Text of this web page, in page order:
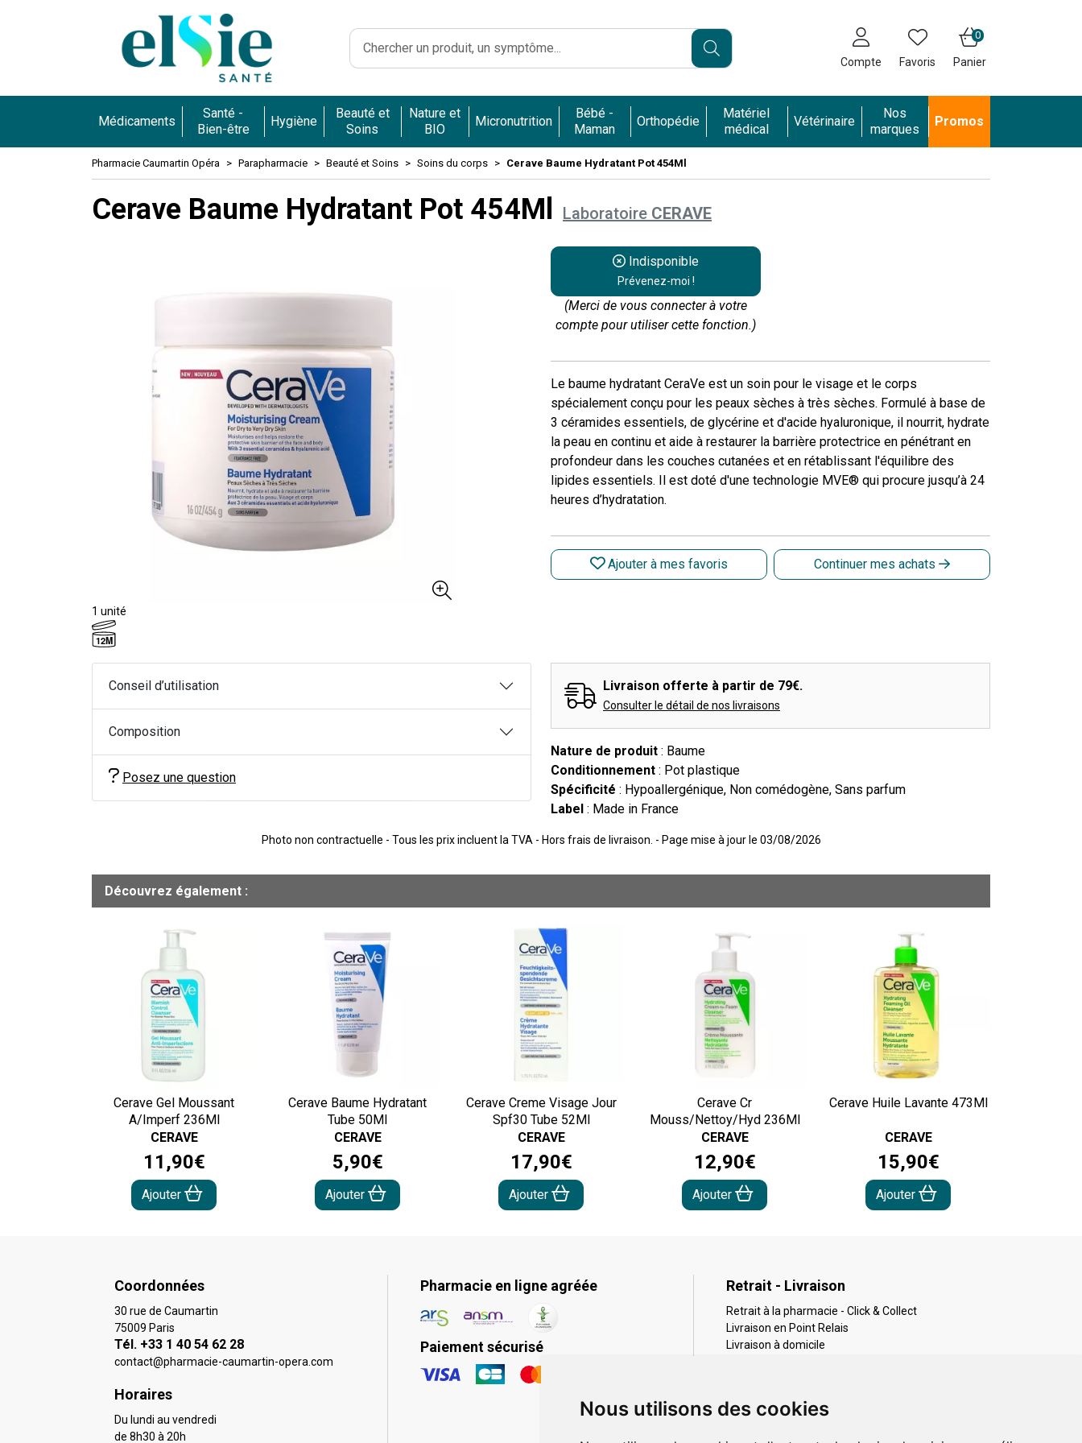
Nous utilisons des cookies
Compte Favoris Panier
0
Médicaments
Santé -
Bien-être
Hygiène
Beauté et
Soins
Nature et
BIO
Micronutrition
Bébé -
Maman
Orthopédie
Matériel
médical
Vétérinaire
Nos
marques
Promos
Pharmacie Caumartin Opéra Parapharmacie Beauté et Soins Soins du corps Cerave Baume Hydratant Pot 454Ml
Cerave Baume Hydratant Pot 454Ml Laboratoire CERAVE
1 unité
12M
Indisponible
Prévenez-moi !
(Merci de vous connecter à votre
compte pour utiliser cette fonction.)
Le baume hydratant CeraVe est un soin pour le visage et le corps
spécialement conçu pour les peaux sèches à très sèches. Formulé à base de
3 céramides essentiels, de glycérine et d'acide hyaluronique, il nourrit, hydrate
la peau en continu et aide à restaurer la barrière protectrice en pénétrant en
profondeur dans les couches cutanées et en rétablissant l'équilibre des
lipides essentiels. Il est doté d'une technologie MVE® qui procure jusqu’à 24
heures d’hydratation.
Ajouter à mes favoris Continuer mes achats
Conseil d’utilisation
Composition
Posez une question
Livraison offerte à partir de 79€.
Consulter le détail de nos livraisons
Nature de produit : Baume
Conditionnement : Pot plastique
Spécificité : Hypoallergénique, Non comédogène, Sans parfum
Label : Made in France
Photo non contractuelle - Tous les prix incluent la TVA - Hors frais de livraison. - Page mise à jour le 03/08/2026
Découvrez également :
Cerave Gel Moussant
A/Imperf 236Ml
CERAVE
11 ,90€
Ajouter
Cerave Baume Hydratant
Tube 50Ml
CERAVE
5,90€
Ajouter
Cerave Creme Visage Jour
Spf30 Tube 52Ml
CERAVE
17,90€
Ajouter
Cerave Cr
Mouss/Nettoy/Hyd 236Ml
CERAVE
12,90€
Ajouter
Cerave Huile Lavante 473Ml
CERAVE
15,90€
Ajouter
Coordonnées
30 rue de Caumartin
75009 Paris
Tél. +33 1 40 54 62 28
contact@pharmacie-caumartin-opera.com
Horaires
Du lundi au vendredi
de 8h30 à 20h
Pharmacie en ligne agréée
Paiement sécurisé
Retrait - Livraison
Retrait à la pharmacie - Click & Collect
Livraison en Point Relais
Livraison à domicile